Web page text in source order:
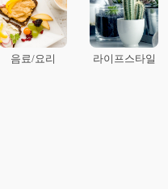
음료/요리 라이프스타일